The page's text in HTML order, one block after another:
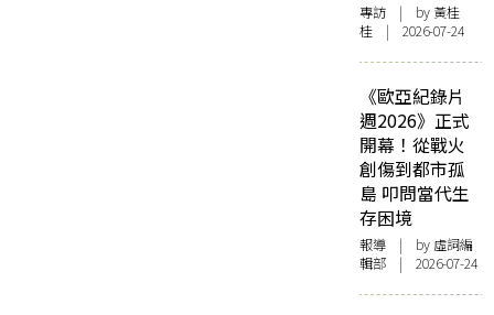
專訪 | by 黃桂
桂 | 2026-07-24
《歐亞紀錄片
週2026》正式
開幕！從戰火
創傷到都市孤
島 叩問當代生
存困境
報導 | by 虛詞編
輯部 | 2026-07-24